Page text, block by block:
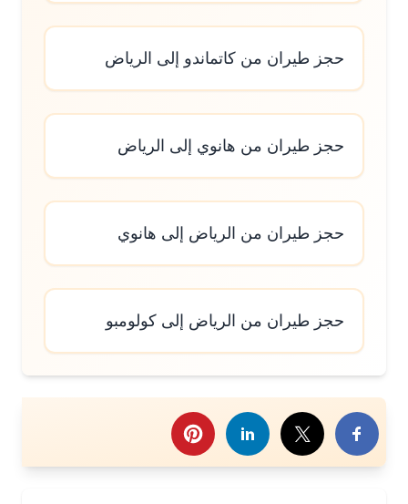
حجز طيران من كاتماندو إلى الرياض
حجز طيران من هانوي إلى الرياض
حجز طيران من الرياض إلى هانوي
حجز طيران من الرياض إلى كولومبو
هذا الموضوع